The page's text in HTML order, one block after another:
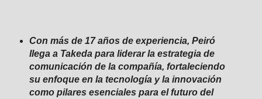
Con más de 17 años de experiencia, Peiró
llega a Takeda para liderar la estrategia de
comunicación de la compañía, fortaleciendo
su enfoque en la tecnología y la innovación
como pilares esenciales para el futuro del